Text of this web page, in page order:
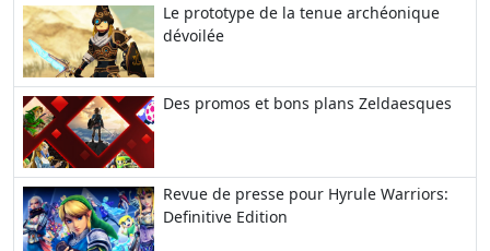
Le prototype de la tenue archéonique
dévoilée
Des promos et bons plans Zeldaesques
Revue de presse pour Hyrule Warriors:
Definitive Edition